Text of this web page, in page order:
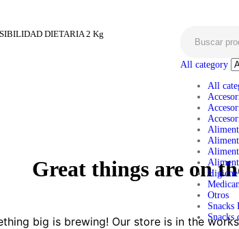
All category
All
Higiene
Otros
Snacks
Snacks
DIETARIA 2 Kg
Great things are on
big is brewing! Our store is in the